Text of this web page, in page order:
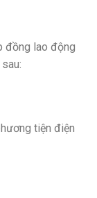
đồng lao động
tiện điện